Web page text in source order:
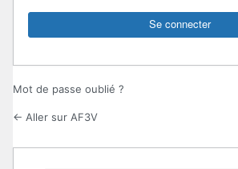
Mot de passe oublié ?
← Aller sur AF3V